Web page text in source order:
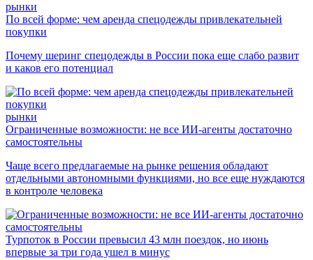
рынки
По всей форме: чем аренда спецодежды привлекательней
покупки
Почему шеринг спецодежды в России пока еще слабо развит
и каков его потенциал
рынки
Ограниченные возможности: не все ИИ-агенты достаточно
самостоятельны
Чаще всего предлагаемые на рынке решения обладают
отдельными автономными функциями, но все еще нуждаются
в контроле человека
Турпоток в России превысил 43 млн поездок, но июнь
впервые за три года ушел в минус